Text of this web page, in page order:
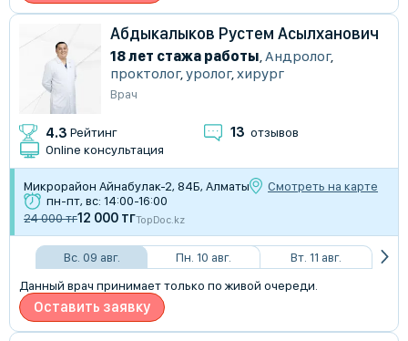
Абдыкалыков Рустем Асылханович
18 лет стажа работы,Андролог,
проктолог,уролог,хирург
Врач
4.3 Рейтинг 13 отзывов
Online консультация
​Микрорайон Айнабулак-2, 84Б, Алматы
Смотреть на карте
пн-пт, вс: 14:00-16:00
24 000 тг12 000 тгTopDoc.kz
Вс. 09 авг. Пн. 10 авг.
Вт. 11 авг.
Данный врач принимает только по живой очереди.
Оставить заявку